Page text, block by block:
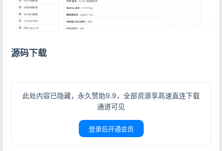
源码下载
此处内容已隐藏，永久赞助9.9，全部资源享高速直连下载
通道可见
登录后开通会员